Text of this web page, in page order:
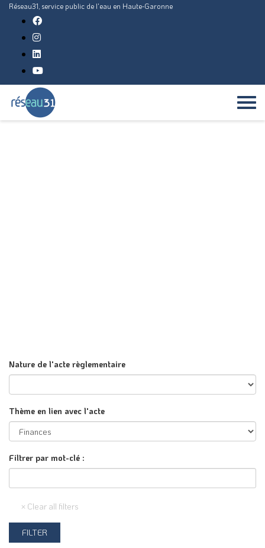
Réseau31, service public de l'eau en Haute-Garonne
Nature de l'acte règlementaire
Thème en lien avec l'acte
Filtrer par mot-clé :